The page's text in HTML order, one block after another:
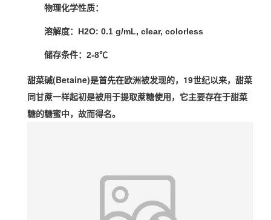
物理化学性质：
溶解度：H2O: 0.1 g/mL, clear, colorless
储存条件：2-8℃
甜菜碱(Betaine)是首先在欧洲被发现的，19世纪以来，甜菜
同甘蔗一样起初是被用于提取蔗糖使用，它主要存在于甜菜
糖的糖蜜中，故而得名。